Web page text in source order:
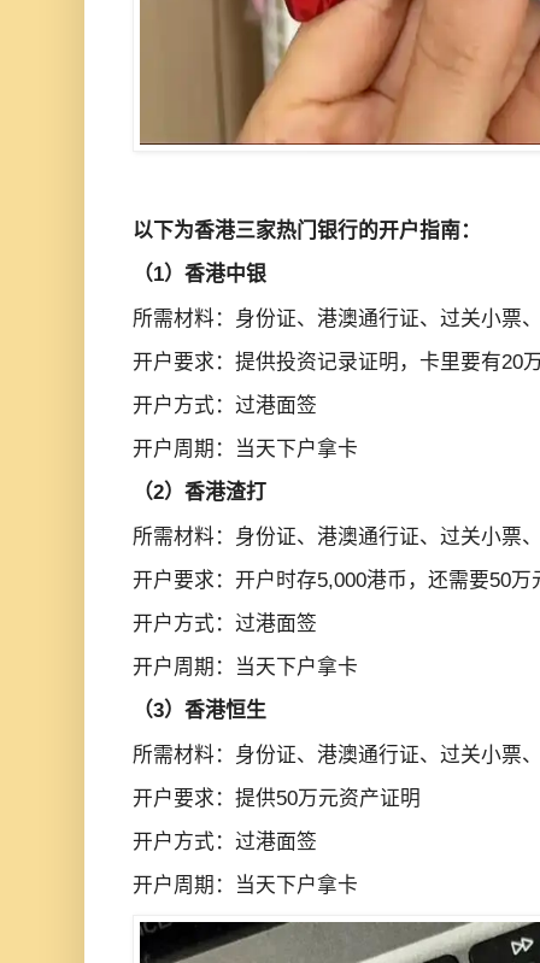
以下为香港三家热门银行的开户指南：
（1）香港中银
所需材料：身份证、港澳通行证、过关小票
开户要求：提供投资记录证明，卡里要有20
开户方式：过港面签
开户周期：当天下户拿卡
（2）香港渣打
所需材料：身份证、港澳通行证、过关小票
开户要求：开户时存5,000港币，还需要50万
开户方式：过港面签
开户周期：当天下户拿卡
（3）香港恒生
所需材料：身份证、港澳通行证、过关小票
开户要求：提供50万元资产证明
开户方式：过港面签
开户周期：当天下户拿卡